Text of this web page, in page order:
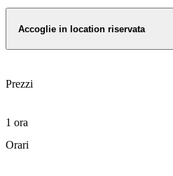
Accoglie in location riservata
Prezzi
1 ora
Orari